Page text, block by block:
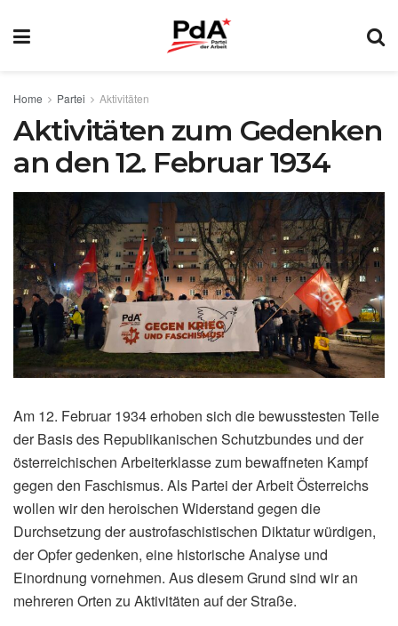
Home Partei Aktivitäten
Aktivitäten zum Gedenken
an den 12. Februar 1934
Am 12. Februar 1934 erhoben sich die bewusstesten Teile
der Basis des Republikanischen Schutzbundes und der
österreichischen Arbeiterklasse zum bewaffneten Kampf
gegen den Faschismus. Als Partei der Arbeit Österreichs
wollen wir den heroischen Widerstand gegen die
Durchsetzung der austrofaschistischen Diktatur würdigen,
der Opfer gedenken, eine historische Analyse und
Einordnung vornehmen. Aus diesem Grund sind wir an
mehreren Orten zu Aktivitäten auf der Straße.